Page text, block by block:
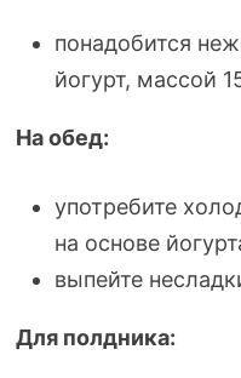
понадобится
йогурт, массой
На обед:
употребите
на основе
выпейте
Для полдника: